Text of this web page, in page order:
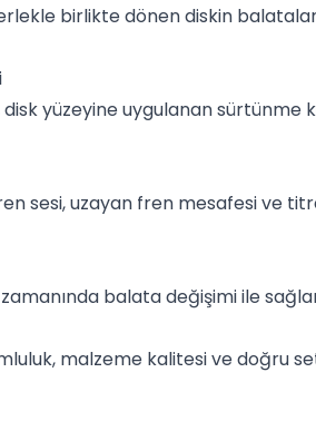
birlikte dönen diskin balatalar
yüzeyine uygulanan sürtünme
sesi, uzayan fren mesafesi ve
balata değişimi ile
malzeme kalitesi ve doğru